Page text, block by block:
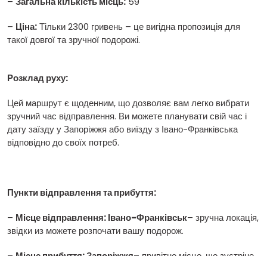
– Ціна:Тільки 2300 гривень – це вигідна пропозиція для
такої довгої та зручної подорожі.
Розклад руху:
Цей маршрут є щоденним, що дозволяє вам легко вибрати
зручний час відправлення. Ви можете планувати свій час і
дату заїзду у Запоріжжя або виїзду з Івано-Франківська
відповідно до своїх потреб.
Пункти відправлення та прибуття:
– Місце відправлення: Івано-Франківськ– зручна локація,
звідки из можете розпочати вашу подорож.